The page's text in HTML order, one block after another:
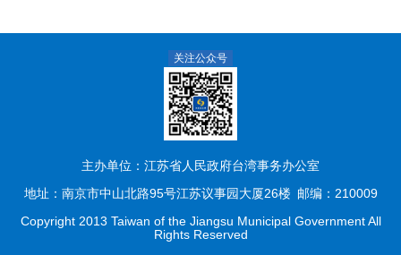
关注公众号
主办单位：江苏省人民政府台湾事务办公室
地址：南京市中山北路95号江苏议事园大厦26楼 邮编：210009
Copyright 2013 Taiwan of the Jiangsu Municipal Government All
Rights Reserved